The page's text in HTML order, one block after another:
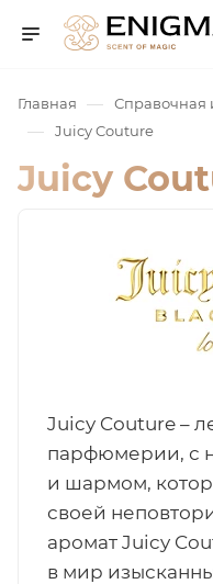
/ Нишевая
Главная — Справочная
— Juicy Couture
Juicy
Juicy Couture –
парфюмерии, с
и шармом,
своей
аромат Juicy
в мир